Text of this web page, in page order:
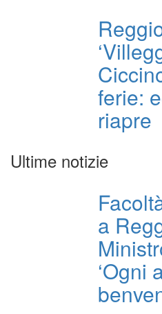
ferie:
riapre
Ultime notizie
a
‘Ogni